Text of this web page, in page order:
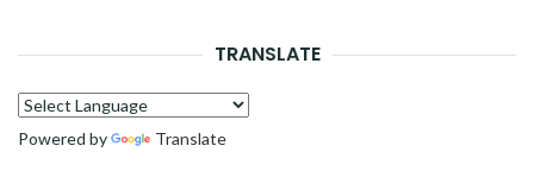
TRANSLATE
Powered by Translate